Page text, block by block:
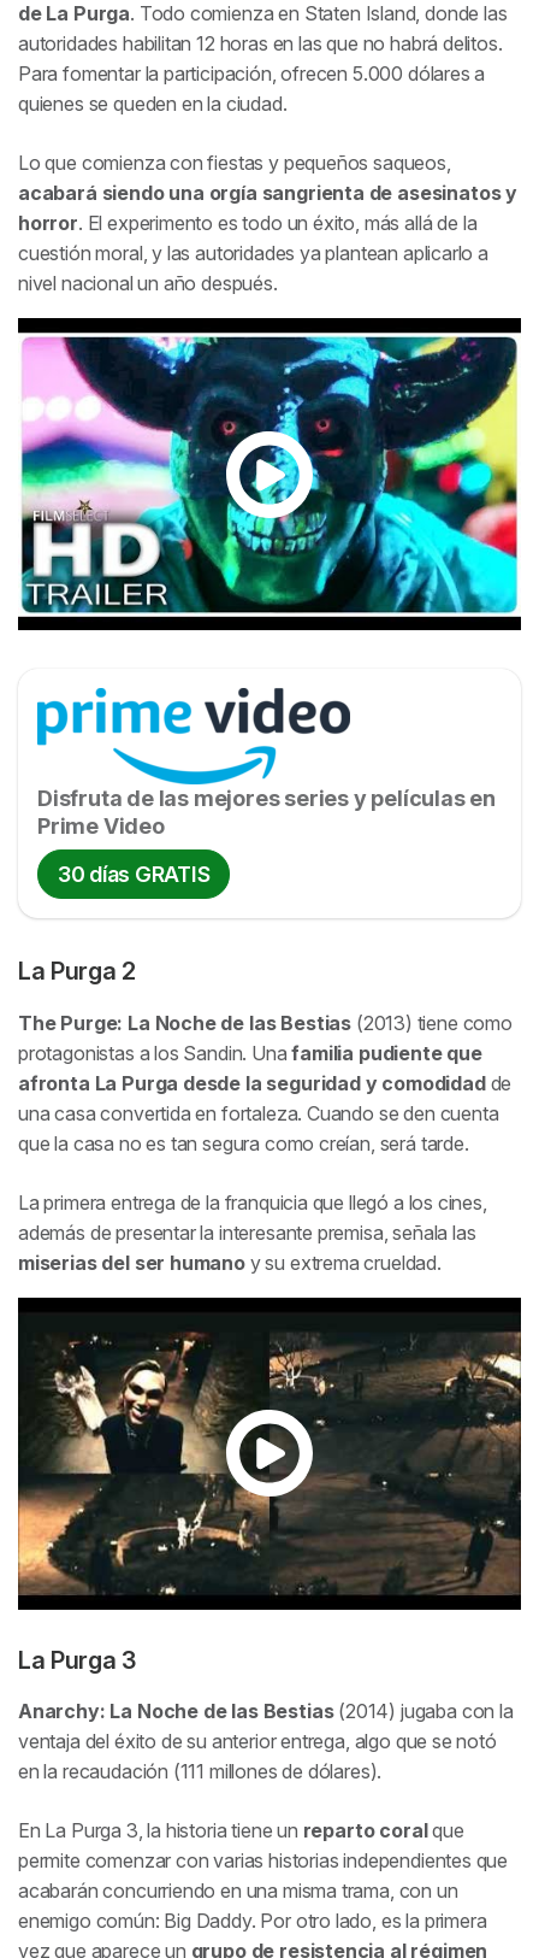
de La Purga. Todo comienza en Staten Island, donde las
autoridades habilitan 12 horas en las que no habrá delitos.
Para fomentar la participación, ofrecen 5.000 dólares a
quienes se queden en la ciudad.
Lo que comienza con fiestas y pequeños saqueos,
acabará siendo una orgía sangrienta de asesinatos y
horror. El experimento es todo un éxito, más allá de la
cuestión moral, y las autoridades ya plantean aplicarlo a
nivel nacional un año después.
Disfruta de las mejores series y películas en
Prime Video
30 días GRATIS
La Purga 2
The Purge: La Noche de las Bestias (2013) tiene como
protagonistas a los Sandin. Unafamilia pudiente que
afronta La Purga desde la seguridad y comodidadde
una casa convertida en fortaleza. Cuando se den cuenta
que la casa no es tan segura como creían, será tarde.
La primera entrega de la franquicia que llegó a los cines,
además de presentar la interesante premisa, señala las
miserias del ser humanoy su extrema crueldad.
La Purga 3
Anarchy: La Noche de las Bestias(2014) jugaba con la
ventaja del éxito de su anterior entrega, algo que se notó
en la recaudación (111 millones de dólares).
En La Purga 3, la historia tiene un reparto coralque
permite comenzar con varias historias independientes que
acabarán concurriendo en una misma trama, con un
enemigo común: Big Daddy. Por otro lado, es la primera
vez que aparece un grupo de resistencia al régimen